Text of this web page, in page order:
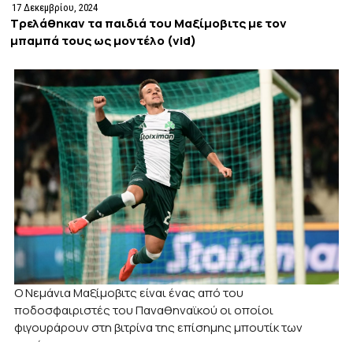
17 Δεκεμβρίου, 2024
Τρελάθηκαν τα παιδιά του Μαξίμοβιτς με τον
μπαμπά τους ως μοντέλο (vid)
Ο Νεμάνια Μαξίμοβιτς είναι ένας από του
ποδοσφαιριστές του Παναθηναϊκού οι οποίοι
φιγουράρουν στη βιτρίνα της επίσημης μπουτίκ των